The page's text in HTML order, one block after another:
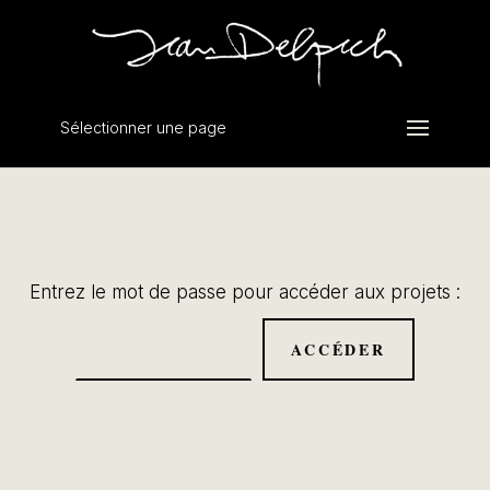
Sélectionner une page
Entrez le mot de passe pour accéder aux projets :